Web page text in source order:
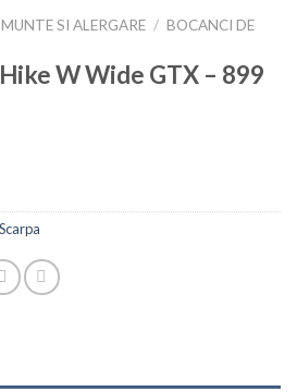
SI ALERGARE / BOCANCI DE
W Wide GTX – 899